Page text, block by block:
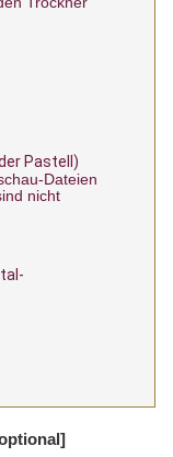
Pastell)
Dateien
nicht